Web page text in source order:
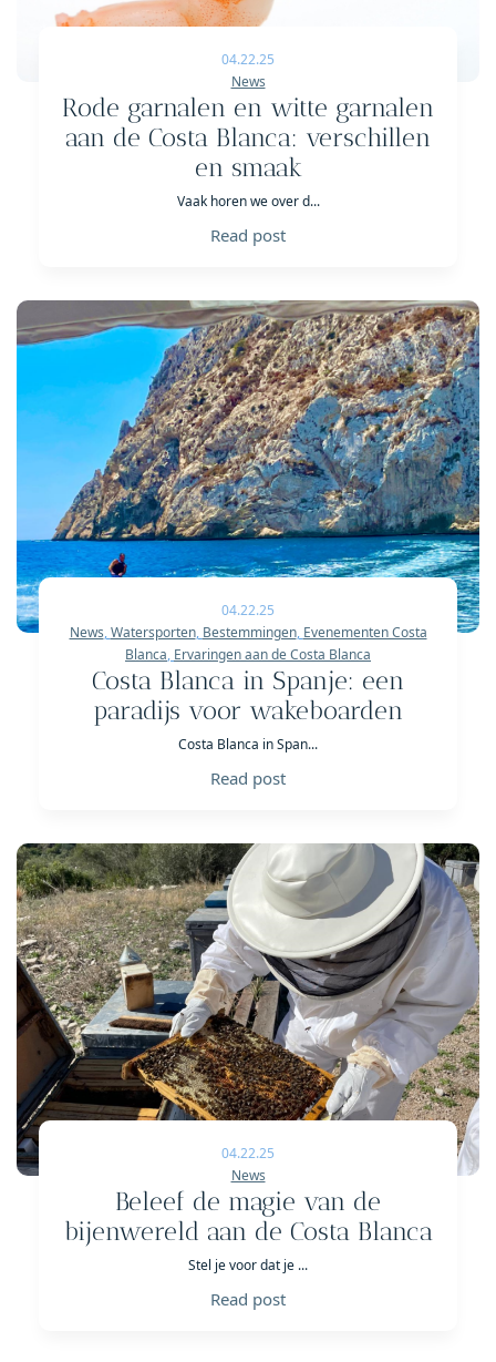
04.22.25
News
Rode garnalen en witte garnalen
aan de Costa Blanca: verschillen
en smaak
Vaak horen we over d...
Read post
04.22.25
News,Watersporten, Bestemmingen, Evenementen Costa
Blanca, Ervaringen aan de Costa Blanca
Costa Blanca in Spanje: een
paradijs voor wakeboarden
Costa Blanca in Span...
Read post
04.22.25
News
Beleef de magie van de
bijenwereld aan de Costa Blanca
Stel je voor dat je ...
Read post